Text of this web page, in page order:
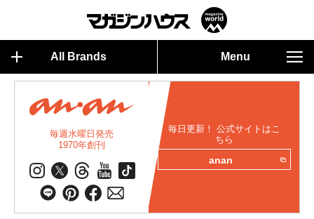
All Brands Menu
毎週水曜日発売
1970年創刊
毎日更新！ 公式サイトはこ
ちら
anan